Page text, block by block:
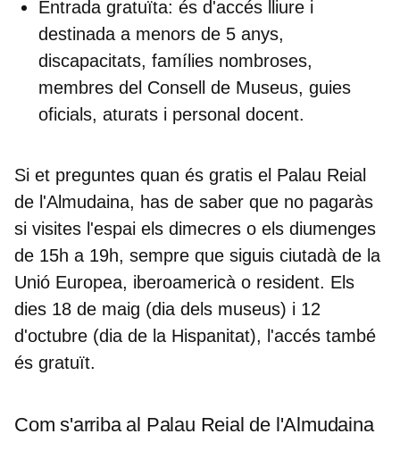
Entrada gratuïta: és d'accés lliure i
destinada a menors de 5 anys,
discapacitats, famílies nombroses,
membres del Consell de Museus, guies
oficials, aturats i personal docent.
Si et preguntes quan és gratis el Palau Reial
de l'Almudaina, has de saber que no pagaràs
si visites l'espai els dimecres o els diumenges
de 15h a 19h, sempre que siguis ciutadà de la
Unió Europea, iberoamericà o resident. Els
dies 18 de maig (dia dels museus) i 12
d'octubre (dia de la Hispanitat), l'accés també
és gratuït.
Com s'arriba al Palau Reial de l'Almudaina